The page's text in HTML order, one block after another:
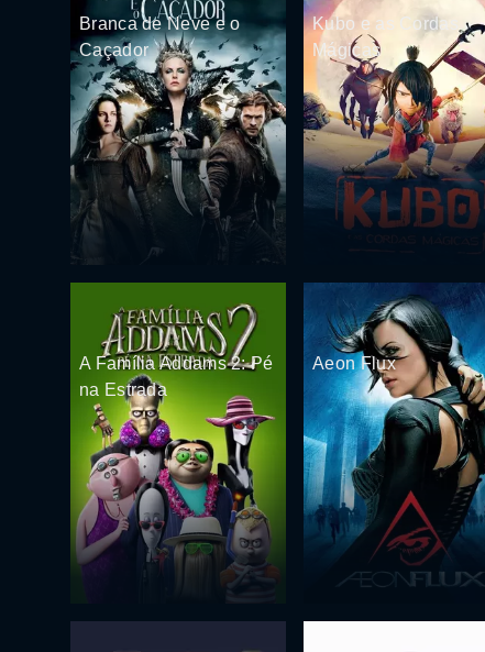
Branca de Neve e o
Caçador
Kubo e as Cordas
Mágicas
A Família Addams 2: Pé
na Estrada
Aeon Flux